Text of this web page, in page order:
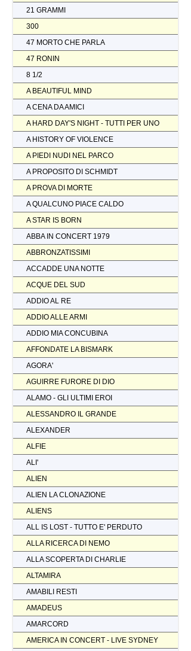
21 GRAMMI
300
47 MORTO CHE PARLA
47 RONIN
8 1/2
A BEAUTIFUL MIND
A CENA DA AMICI
A HARD DAY'S NIGHT - TUTTI PER UNO
A HISTORY OF VIOLENCE
A PIEDI NUDI NEL PARCO
A PROPOSITO DI SCHMIDT
A PROVA DI MORTE
A QUALCUNO PIACE CALDO
A STAR IS BORN
ABBA IN CONCERT 1979
ABBRONZATISSIMI
ACCADDE UNA NOTTE
ACQUE DEL SUD
ADDIO AL RE
ADDIO ALLE ARMI
ADDIO MIA CONCUBINA
AFFONDATE LA BISMARK
AGORA'
AGUIRRE FURORE DI DIO
ALAMO - GLI ULTIMI EROI
ALESSANDRO IL GRANDE
ALEXANDER
ALFIE
ALI'
ALIEN
ALIEN LA CLONAZIONE
ALIENS
ALL IS LOST - TUTTO E' PERDUTO
ALLA RICERCA DI NEMO
ALLA SCOPERTA DI CHARLIE
ALTAMIRA
AMABILI RESTI
AMADEUS
AMARCORD
AMERICA IN CONCERT - LIVE SYDNEY